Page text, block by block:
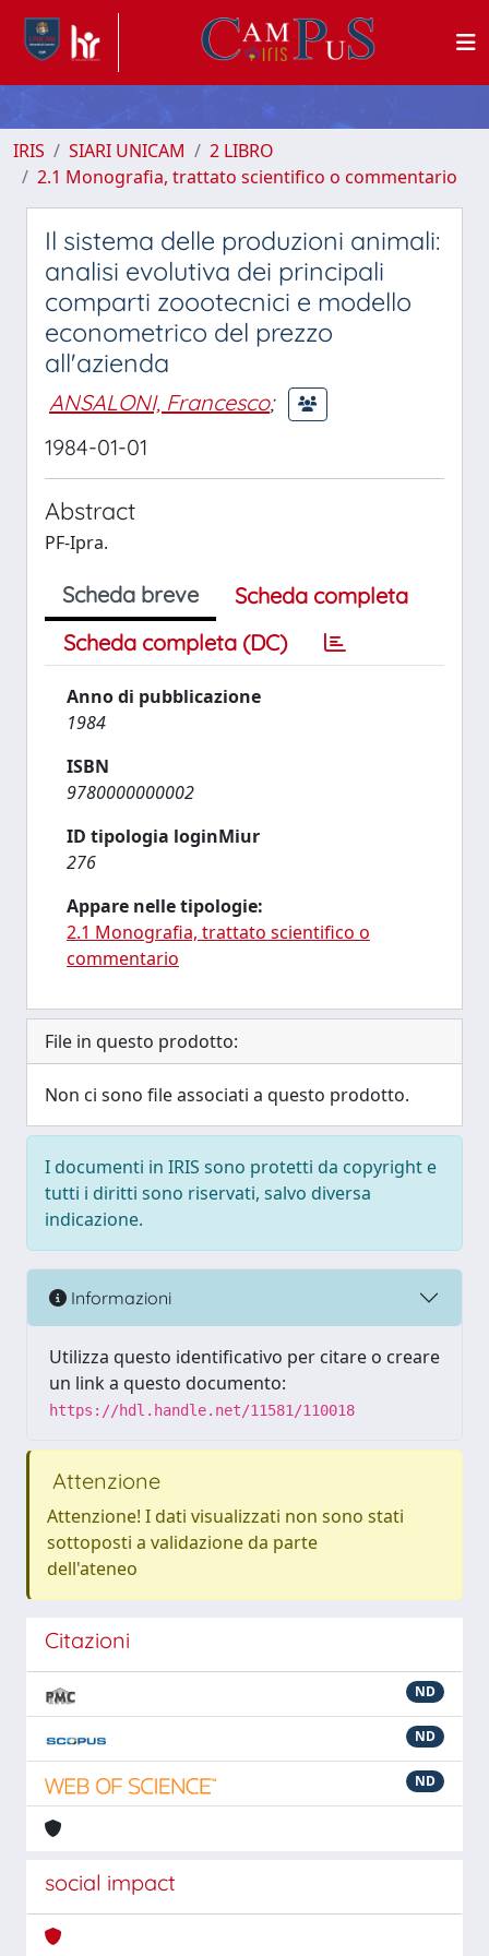
IRIS SIARI UNICAM
2 LIBRO
2.1 Monografia, trattato scientifico o commentario
Il sistema delle produzioni animali:
analisi evolutiva dei principali
comparti zoootecnici e modello
econometrico del prezzo
all'azienda
ANSALONI, Francesco;
1984-01-01
Abstract
PF-Ipra.
Scheda breve
Scheda completa
Scheda completa (DC)
Anno di pubblicazione
1984
ISBN
9780000000002
ID tipologia loginMiur
276
Appare nelle tipologie:
2.1 Monografia, trattato scientifico o
commentario
File in questo prodotto:
Non ci sono file associati a questo prodotto.
I documenti in IRIS sono protetti da copyright e
tutti i diritti sono riservati, salvo diversa
indicazione.
Informazioni
Utilizza questo identificativo per citare o creare
un link a questo documento:
https://hdl.handle.net/11581/110018
Attenzione
Attenzione! I dati visualizzati non sono stati
sottoposti a validazione da parte
dell'ateneo
Citazioni
ND
ND
ND
social impact